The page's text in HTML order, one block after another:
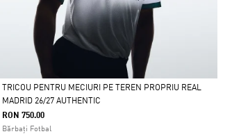
Da
TRICOU PENTRU MECIURI PE TEREN PROPRIU REAL
MADRID 26/27 AUTHENTIC
RON 750.00
Bărbați Fotbal